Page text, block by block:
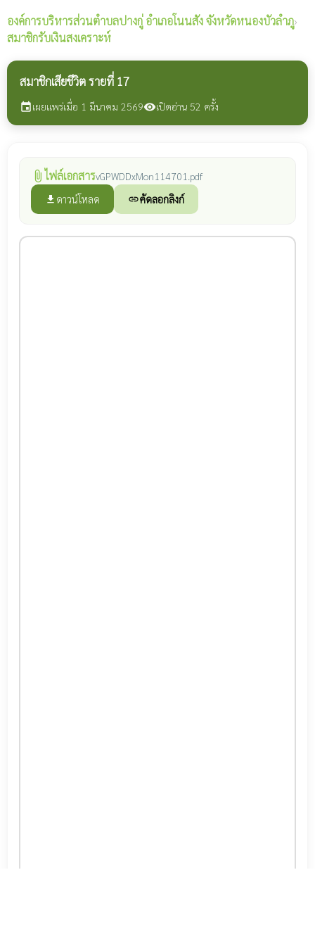
องค์การบริหารส่วนตำบลปางกู่อำเภอโนนสัง จังหวัดหนองบัวลำภู›
สมาชิกรับเงินสงเคราะห์
สมาชิกเสียชีวิต รายที่ 17
eventเผยแพร่เมื่อ 1 มีนาคม 2569visibilityเปิดอ่าน 52 ครั้ง
attach_file ไฟล์เอกสารvGPWDDxMon114701.pdf
file_download ดาวน์โหลด linkคัดลอกลิงก์